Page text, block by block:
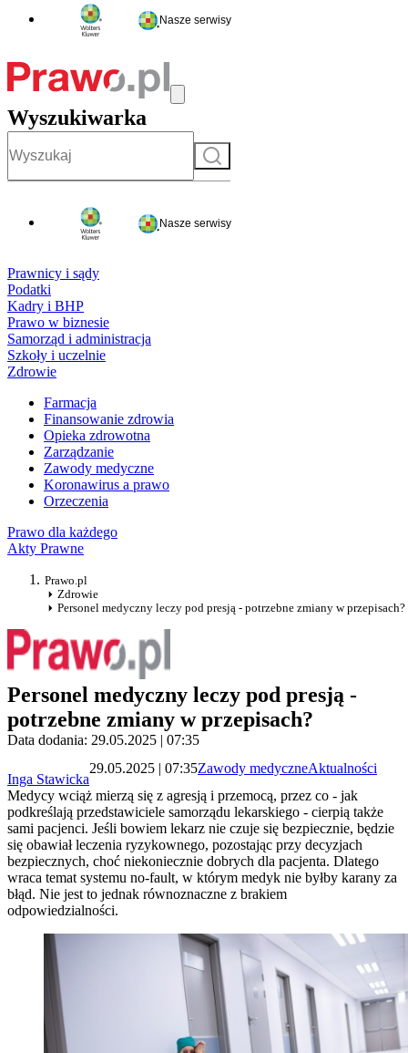
Nasze serwisy
Wyszukiwarka
Szukaj
Nasze serwisy
Prawnicy i sądy
Podatki
Kadry i BHP
Prawo w biznesie
Samorząd i administracja
Szkoły i uczelnie
Zdrowie
Farmacja
Finansowanie zdrowia
Opieka zdrowotna
Zarządzanie
Zawody medyczne
Koronawirus a prawo
Orzeczenia
Prawo dla każdego
Akty Prawne
Prawo.pl
Zdrowie
Personel medyczny leczy pod presją - potrzebne zmiany w przepisach?
Personel medyczny leczy pod presją -
potrzebne zmiany w przepisach?
Data dodania: 29.05.2025 | 07:35
Inga Stawicka
29.05.2025 | 07:35Zawody medyczneAktualności
Medycy wciąż mierzą się z agresją i przemocą, przez co - jak
podkreślają przedstawiciele samorządu lekarskiego - cierpią także
sami pacjenci. Jeśli bowiem lekarz nie czuje się bezpiecznie, będzie
się obawiał leczenia ryzykownego, pozostając przy decyzjach
bezpiecznych, choć niekoniecznie dobrych dla pacjenta. Dlatego
wraca temat systemu no-fault, w którym medyk nie byłby karany za
błąd. Nie jest to jednak równoznaczne z brakiem
odpowiedzialności.